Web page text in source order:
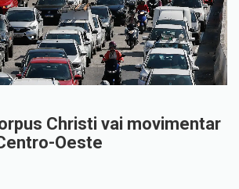
Christi vai movimentar
Oeste